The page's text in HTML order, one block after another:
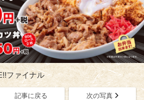
ファイナル
記事に戻る 次の写真